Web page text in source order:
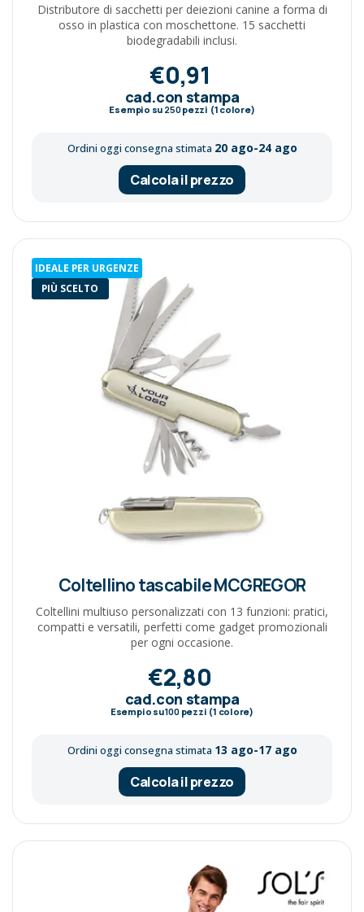
Distributore di sacchetti per deiezioni canine a forma di
osso in plastica con moschettone. 15 sacchetti
biodegradabili inclusi.
€0,91
cad.con stampa
Esempio su 250pezzi (1 colore)
Ordini oggi consegna stimata 20 ago-24 ago
Calcola il prezzo
IDEALE PER URGENZE
PIÙ SCELTO
Coltellino tascabile MCGREGOR
Coltellini multiuso personalizzati con 13 funzioni: pratici,
compatti e versatili, perfetti come gadget promozionali
per ogni occasione.
€2,80
cad.con stampa
Esempio su100pezzi (1 colore)
Ordini oggi consegna stimata 13 ago-17 ago
Calcola il prezzo